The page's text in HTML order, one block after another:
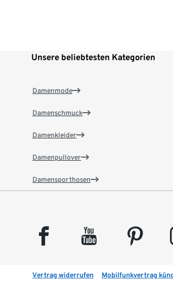
Unsere beliebtesten Kategorien
Damenmode
Damenschmuck
Damenkleider
Damenpullover
Damensporthosen
facebook youtube pinterest
Vertrag widerrufen Mobilfunkvertrag